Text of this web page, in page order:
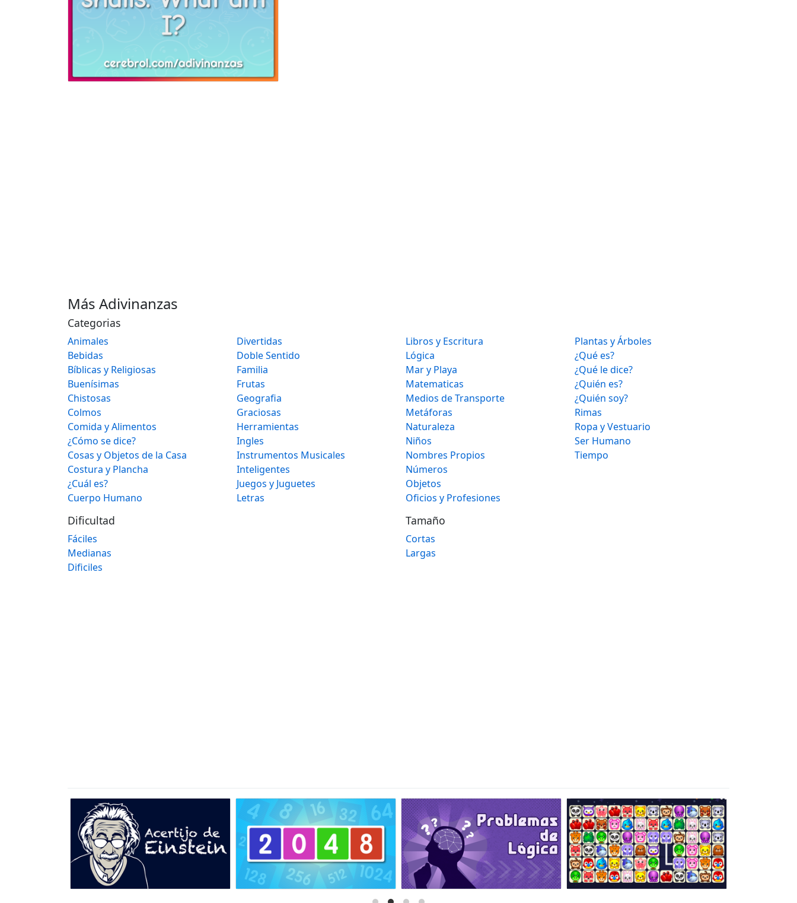
Más Adivinanzas
Categorias
Animales
Bebidas
Bíblicas y Religiosas
Buenísimas
Chistosas
Colmos
Comida y Alimentos
¿Cómo se dice?
Cosas y Objetos de la Casa
Costura y Plancha
¿Cuál es?
Cuerpo Humano
Divertidas
Doble Sentido
Familia
Frutas
Geografia
Graciosas
Herramientas
Ingles
Instrumentos Musicales
Inteligentes
Juegos y Juguetes
Letras
Libros y Escritura
Lógica
Mar y Playa
Matematicas
Medios de Transporte
Metáforas
Naturaleza
Niños
Nombres Propios
Números
Objetos
Oficios y Profesiones
Plantas y Árboles
¿Qué es?
¿Qué le dice?
¿Quién es?
¿Quién soy?
Rimas
Ropa y Vestuario
Ser Humano
Tiempo
Dificultad
Fáciles
Medianas
Dificiles
Tamaño
Cortas
Largas